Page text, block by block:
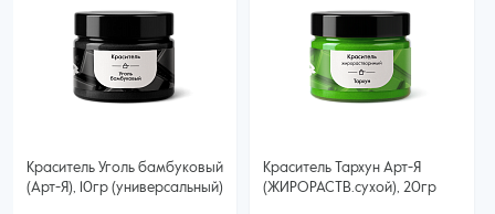
Краситель Уголь бамбуковый
(Арт-Я), 10гр (универсальный)
Краситель Тархун Арт-Я
(ЖИРОРАСТВ.сухой), 20гр